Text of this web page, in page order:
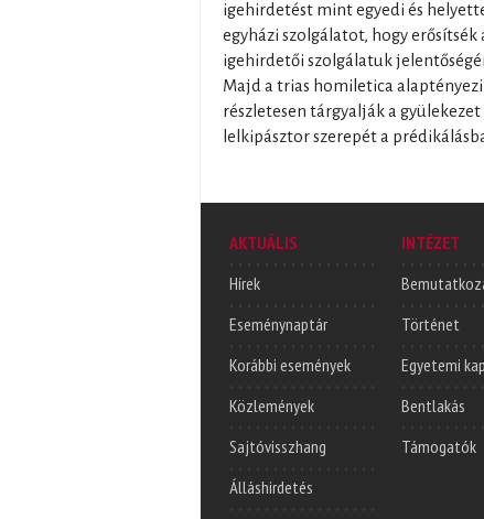
igehirdetést mint egyedi és
egyházi szolgálatot, hogy
igehirdetői szolgálatuk
Majd a trias homiletica alaptényezi
részletesen tárgyalják a gyülekezet
lelkipásztor szerepét a
AKTUÁLIS
Hírek
Eseménynaptár
Korábbi események
Közlemények
Sajtóvisszhang
Álláshirdetés
INTÉZET
Történet
Egyetemi
Bentlakás
Támogatók